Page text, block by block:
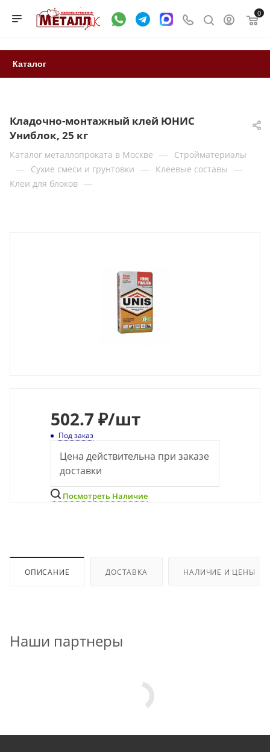
0
Каталог
Кладочно-монтажный клей ЮНИС
Униблок, 25 кг
Каталог металлопроката в Москве — Стройматериалы
— Сухие смеси и грунтовки — Клеевые составы —
Клеи для блоков —
502.7 ₽/шт
Под заказ
Цена действительна при заказе
доставки
Посмотреть Наличие
ОПИСАНИЕ ДОСТАВКА НАЛИЧИЕ И ЦЕНЫ
Наши партнеры